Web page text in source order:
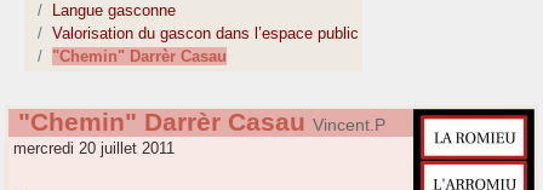
Langue gasconne
Valorisation du gascon dans l’espace public
"Chemin" Darrèr Casau
"Chemin" Darrèr Casau Vincent.P
mercredi 20 juillet 2011